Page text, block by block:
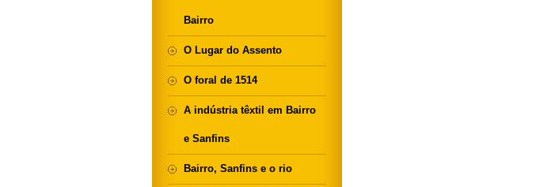
Bairro
O Lugar do Assento
O foral de 1514
A indústria têxtil em Bairro
e Sanfins
Bairro, Sanfins e o rio